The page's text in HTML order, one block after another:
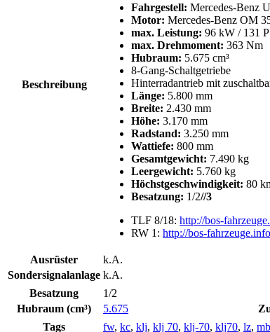
Beschreibung
Fahrgestell: Mercedes-Benz
Motor: Mercedes-Benz OM
max. Leistung: 96 kW / 131
max. Drehmoment: 363 Nm
Hubraum: 5.675 cm³
8-Gang-Schaltgetriebe
Hinterradantrieb mit
Länge: 5.800 mm
Breite: 2.430 mm
Höhe: 3.170 mm
Radstand: 3.250 mm
Wattiefe: 800 mm
Gesamtgewicht: 7.490 kg
Leergewicht: 5.760 kg
Höchstgeschwindigkeit: 80
Besatzung: 1/2//3
TLF 8/18: http://bos-
RW 1: http://bos-
Ausrüster
k.A.
Sondersignalanlage k.A.
Besatzung
1/2
Hubraum (cm³)
5.675
Tags
fw, kc, klj, klj 70, klj-70, klj70, lz, mb